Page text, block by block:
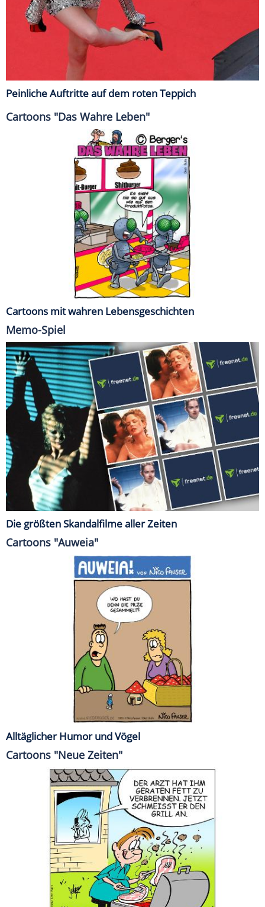
Peinliche Auftritte auf dem roten Teppich
Cartoons "Das Wahre Leben"
Cartoons mit wahren Lebensgeschichten
Memo-Spiel
Die größten Skandalfilme aller Zeiten
Cartoons "Auweia"
Alltäglicher Humor und Vögel
Cartoons "Neue Zeiten"